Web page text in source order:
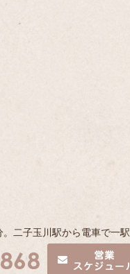
二子玉川駅から電車で一駅